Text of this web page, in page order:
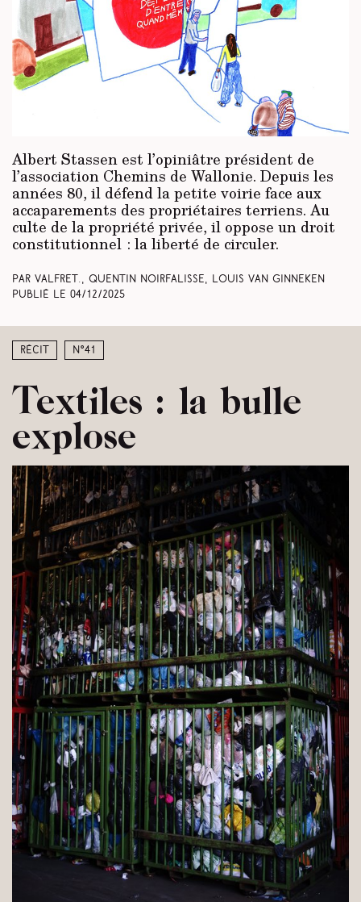
Albert Stassen est l’opiniâtre président de
l’association Chemins de Wallonie. Depuis les
années 80, il défend la petite voirie face aux
accaparements des propriétaires terriens. Au
culte de la propriété privée, il oppose un droit
constitutionnel : la liberté de circuler.
Par Valfret., Quentin Noirfalisse, Louis Van Ginneken
Publié le 04/12/2025
Récit N°41
Textiles : la bulle
explose